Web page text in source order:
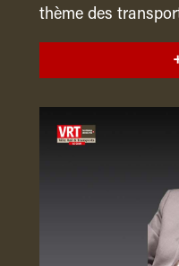
thème des